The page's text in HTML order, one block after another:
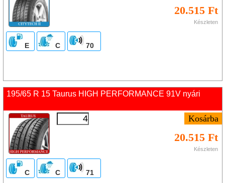
20.515 Ft
Készleten
E C 70
195/65 R 15 Taurus HIGH PERFORMANCE 91V nyári
20.515 Ft
Készleten
C C 71